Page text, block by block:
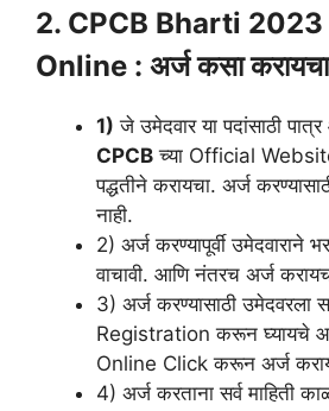
2. CPCB Bharti
Online : अर्ज कसा करायचा
1) जे उमेदवार या पदांसाठी
CPCB च्या Official
पद्धतीने करायचा. अर्ज
नाही.
2) अर्ज करण्यापूर्वी उमेदवाराने
वाचावी. आणि नंतरच अर्ज
3) अर्ज करण्यासाठी उमेदवरला
Registration करून घ्यायचे
Online Click करून अर्ज
4) अर्ज करताना सर्व माहिती